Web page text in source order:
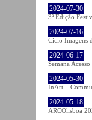
2024-07-30
3ª Edição
2024-07-16
Ciclo Imagens
2024-06-17
Semana
2024-05-30
InArt –
2024-05-18
ARCOlisboa